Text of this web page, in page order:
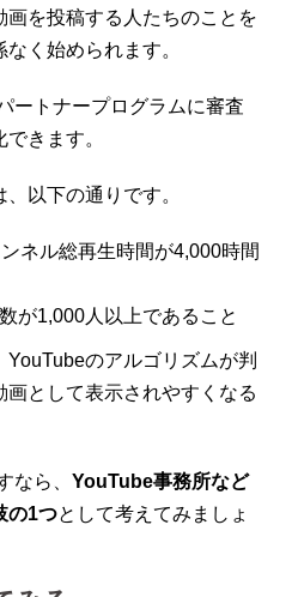
画を投稿する人たちのことを
く始められます。
ートナープログラムに審査
きます。
以下の通りです。
ネル総再生時間が4,000時間
が1,000人以上であること
のアルゴリズムが判
画として表示されやすくなる
なら、 YouTube事務所など
の1つとして考えてみましょ